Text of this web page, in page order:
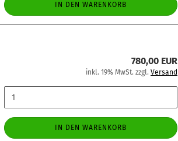
IN DEN WARENKORB
780,00 EUR
inkl. 19% MwSt. zzgl. Versand
IN DEN WARENKORB